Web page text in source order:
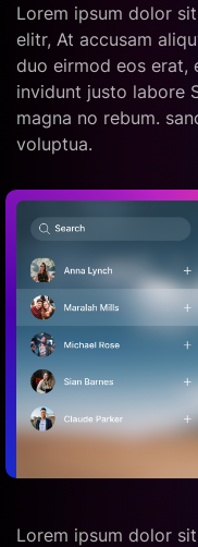
Lorem ipsum dolor
elitr, At accusam
duo eirmod eos erat,
invidunt justo labore
magna no rebum.
voluptua.
Lorem ipsum dolor